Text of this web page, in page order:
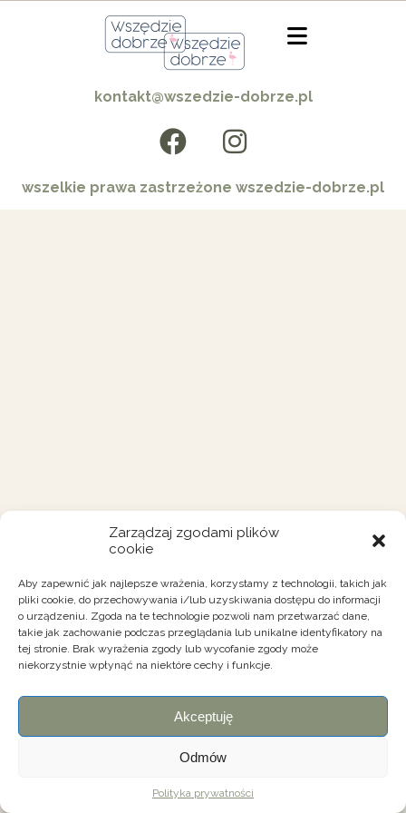
Zarządzaj zgodami plików
cookie
Aby zapewnić jak najlepsze wrażenia, korzystamy z technologii, takich jak
pliki cookie, do przechowywania i/lub uzyskiwania dostępu do informacji
o urządzeniu. Zgoda na te technologie pozwoli nam przetwarzać dane,
takie jak zachowanie podczas przeglądania lub unikalne identyfikatory na
tej stronie. Brak wyrażenia zgody lub wycofanie zgody może
niekorzystnie wpłynąć na niektóre cechy i funkcje.
Akceptuję
Odmów
Polityka prywatności
kontakt@wszedzie-dobrze.pl
wszelkie prawa zastrzeżone wszedzie-dobrze.pl